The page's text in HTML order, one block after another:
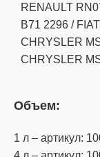
RENAULT
B71 2296 /
CHRYSLER
CHRYSLER
Объем:
1 л – артикул: